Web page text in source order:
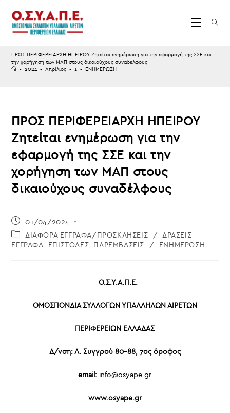
content
ΠΡΟΣ ΠΕΡΙΦΕΡΕΙΑΡΧΗ ΗΠΕΙΡΟΥ Ζητείται ενημέρωση για την εφαρμογή της ΣΣΕ και
την χορήγηση των ΜΑΠ στους δικαιούχους συναδέλφους
• 2024 • Απρίλιος • 1 • ΕΝΗΜΕΡΩΣΗ
ΠΡΟΣ ΠΕΡΙΦΕΡΕΙΑΡΧΗ ΗΠΕΙΡΟΥ
Ζητείται ενημέρωση για την
εφαρμογή της ΣΣΕ και την
χορήγηση των ΜΑΠ στους
δικαιούχους συναδέλφους
Post
published:
01/04/2024
Post
category:
ΔΙΑΦΟΡΑ ΕΓΓΡΑΦΑ/ΠΡΟΣΚΛΗΣΕΙΣ / ΔΡΑΣΕΙΣ -
ΕΓΓΡΑΦΑ -ΕΠΙΣΤΟΛΕΣ- ΠΑΡΕΜΒΑΣΕΙΣ
/ ΕΝΗΜΕΡΩΣΗ
Ο.Σ.Υ.Α.Π.Ε.
ΟΜΟΣΠΟΝΔΙΑ ΣΥΛΛΟΓΩΝ ΥΠΑΛΛΗΛΩΝ ΑΙΡΕΤΩΝ
ΠΕΡΙΦΕΡΕΙΩΝ ΕΛΛΑΔΑΣ
Δ/νση: Λ. Συγγρού 80-88, 7ος όροφος
email: info@osyape.gr
www.osyape.gr